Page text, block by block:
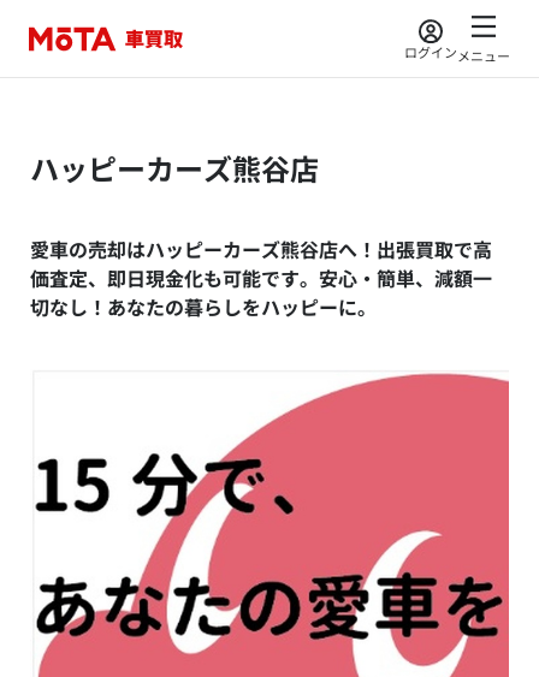
ログインメニュー
ハッピーカーズ熊谷店
愛車の売却はハッピーカーズ熊谷店へ！出張買取で高
価査定、即日現金化も可能です。安心・簡単、減額一
切なし！あなたの暮らしをハッピーに。